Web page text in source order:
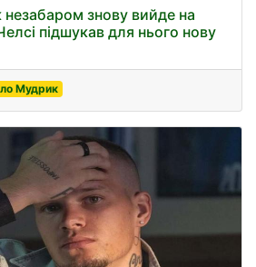
знову вийде на
підшукав для нього нову
Мудрик